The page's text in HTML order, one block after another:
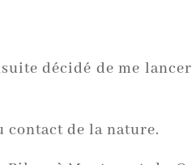
décidé de me
contact de la nature.